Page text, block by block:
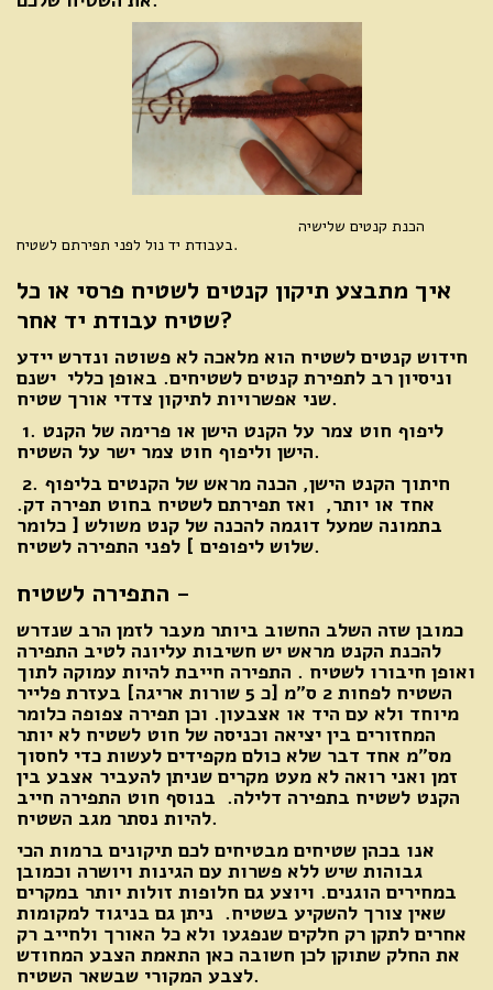
בעבודת יד נול לפני תפירתם לשטיח.
איך מתבצע תיקון קנטים לשטיח פרסי או כל
שטיח עבודת יד אחר?
חידוש קנטים לשטיח הוא מלאכה לא פשוטה ונדרש יידע
וניסיון רב לתפירת קנטים לשטיחים. באופן כללי ישנם
שני אפשרויות לתיקון צדדי אורך שטיח.
1. ליפוף חוט צמר על הקנט הישן או פרימה של הקנט
הישן וליפוף חוט צמר ישר על השטיח.
2. חיתוך הקנט הישן, הכנה מראש של הקנטים בליפוף
אחד או יותר, ואז תפירתם לשטיח בחוט תפירה דק.
בתמונה שמעל דוגמה להכנה של קנט משולש [ כלומר
שלוש ליפופים ] לפני התפירה לשטיח.
התפירה לשטיח -
כמובן שזה השלב החשוב ביותר מעבר לזמן הרב שנדרש
להכנת הקנט מראש יש חשיבות עליונה לטיב התפירה
ואופן חיבורו לשטיח . התפירה חייבת להיות עמוקה לתוך
השטיח לפחות 2 ס"מ [כ 5 שורות אריגה] בעזרת פלייר
מיוחד ולא עם היד או אצבעון. וכן תפירה צפופה כלומר
המחזורים בין יציאה וכניסה של חוט לשטיח לא יותר
מס"מ אחד דבר שלא כולם מקפידים לעשות כדי לחסוך
זמן ואני רואה לא מעט מקרים שניתן להעביר אצבע בין
הקנט לשטיח בתפירה דלילה. בנוסף חוט התפירה חייב
להיות נסתר מגב השטיח.
אנו בכהן שטיחים מבטיחים לכם תיקונים ברמות הכי
גבוהות שיש ללא פשרות עם הגינות ויושרה וכמובן
במחירים הוגנים. ויוצע גם חלופות זולות יותר במקרים
שאין צורך להשקיע בשטיח. ניתן גם בניגוד למקומות
אחרים לתקן רק חלקים שנפגעו ולא כל האורך ולחייב רק
את החלק שתוקן לכן חשובה כאן התאמת הצבע המחודש
לצבע המקורי שבשאר השטיח.